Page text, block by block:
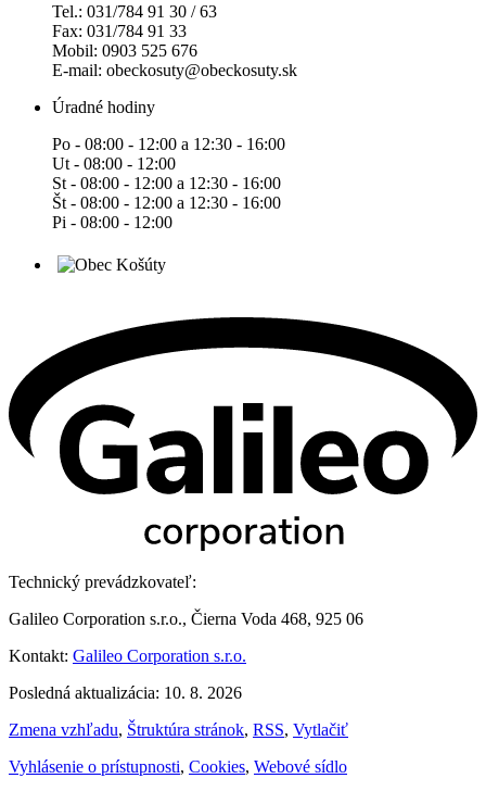
Tel.: 031/784 91 30 / 63
Fax: 031/784 91 33
Mobil: 0903 525 676
E-mail: obeckosuty@obeckosuty.sk
Úradné hodiny
Po - 08:00 - 12:00 a 12:30 - 16:00
Ut - 08:00 - 12:00
St - 08:00 - 12:00 a 12:30 - 16:00
Št - 08:00 - 12:00 a 12:30 - 16:00
Pi - 08:00 - 12:00
Technický prevádzkovateľ:
Galileo Corporation s.r.o., Čierna Voda 468, 925 06
Kontakt: Galileo Corporation s.r.o.
Posledná aktualizácia: 10. 8. 2026
Zmena vzhľadu, Štruktúra stránok, RSS, Vytlačiť
Vyhlásenie o prístupnosti, Cookies, Webové sídlo